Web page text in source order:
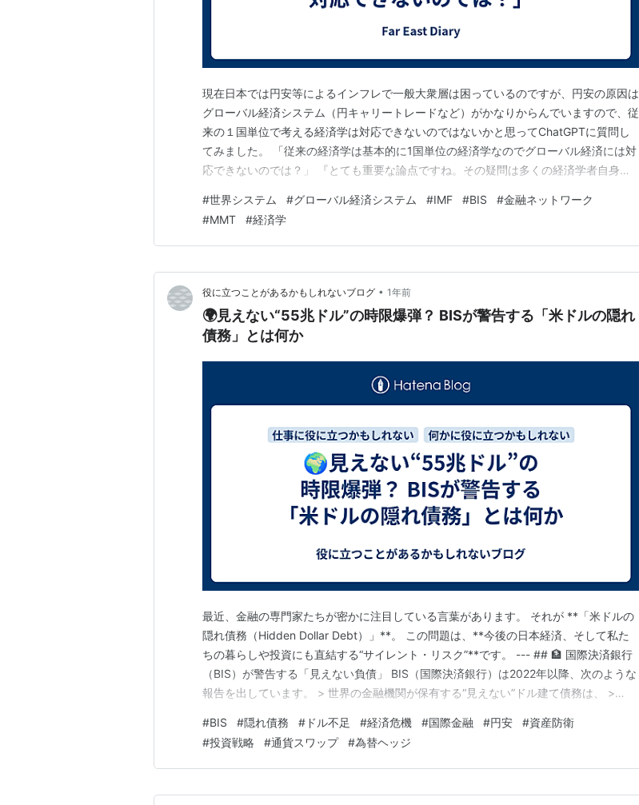
現在日本では円安等によるインフレで一般大衆層は困っているのですが、円安の原因は
グローバル経済システム（円キャリートレードなど）がかなりからんでいますので、従
来の１国単位で考える経済学は対応できないのではないかと思ってChatGPTに質問し
てみました。 「従来の経済学は基本的に1国単位の経済学なのでグローバル経済には対
応できないのでは？」 『とても重要な論点ですね。その疑問は多くの経済学者自身も
してきたが、完全にグローバル経済に無力というわけではない。ただし限界は明確にあ
る」 と言えます。 なぜ従来の経済学は「1国…
#世界システム #グローバル経済システム #IMF #BIS #金融ネットワーク
#MMT #経済学
役に立つことがあるかもしれないブログ • 1年前
🌍見えない“55兆ドル”の時限爆弾？ BISが警告する「米ドルの隠れ
債務」とは何か
最近、金融の専門家たちが密かに注目している言葉があります。 それが **「米ドルの
隠れ債務（Hidden Dollar Debt）」**。 この問題は、**今後の日本経済、そして私た
ちの暮らしや投資にも直結する“サイレント・リスク”**です。 --- ## 🏦 国際決済銀行
（BIS）が警告する「見えない負債」 BIS（国際決済銀行）は2022年以降、次のような
報告を出しています。 > 世界の金融機関が保有する“見えない”ドル建て債務は、 >
ル。 しかもこの債務は、**企業や銀行の財務諸表には載っていない**た…
#BIS #隠れ債務 # ドル不足 #経済危機 #国際金融 #円安 #資産防衛
#投資戦略 #通貨スワップ #為替ヘッジ